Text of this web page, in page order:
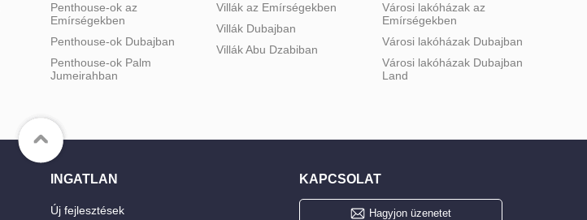
Penthouse-ok az
Emírségekben
Penthouse-ok Dubajban
Penthouse-ok Palm
Jumeirahban
Villák az Emírségekben
Villák Dubajban
Villák Abu Dzabiban
Városi lakóházak az
Emírségekben
Városi lakóházak Dubajban
Városi lakóházak Dubajban
Land
INGATLAN
Új fejlesztések
KAPCSOLAT
Hagyjon üzenetet